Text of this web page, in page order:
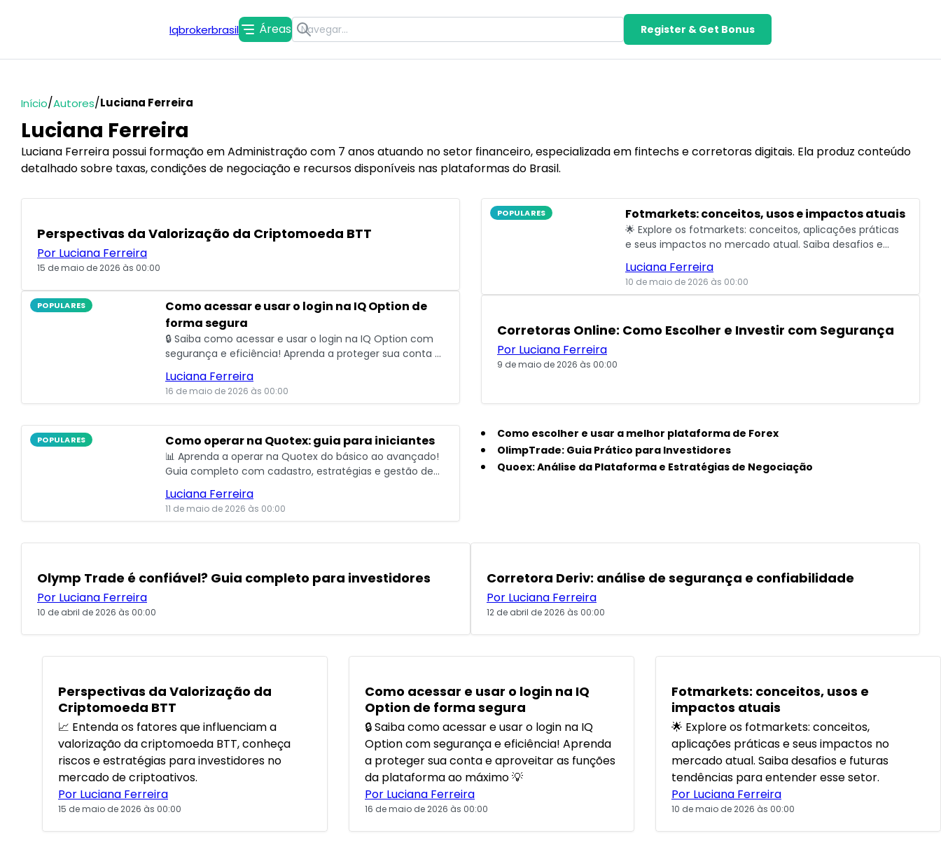
Iqbrokerbrasil Áreas Register & Get Bonus
Início/Autores/Luciana Ferreira
Luciana Ferreira
Luciana Ferreira possui formação em Administração com 7 anos atuando no setor financeiro, especializada em fintechs e corretoras digitais. Ela produz conteúdo
detalhado sobre taxas, condições de negociação e recursos disponíveis nas plataformas do Brasil.
POPULARES
Perspectivas da Valorização da Criptomoeda BTT
Por Luciana Ferreira
15 de maio de 2026 às 00:00
POPULARES
Como acessar e usar o login na IQ Option de
forma segura
🔒 Saiba como acessar e usar o login na IQ Option com
segurança e eficiência! Aprenda a proteger sua conta e
aproveitar as funções da plataforma ao máximo 💡
Luciana Ferreira
16 de maio de 2026 às 00:00
POPULARES Fotmarkets: conceitos, usos e impactos atuais
🌟 Explore os fotmarkets: conceitos, aplicações práticas
e seus impactos no mercado atual. Saiba desafios e
futuras tendências para entender esse setor.
Luciana Ferreira
10 de maio de 2026 às 00:00
Corretoras Online: Como Escolher e Investir com Segurança
Por Luciana Ferreira
9 de maio de 2026 às 00:00
POPULARES Como operar na Quotex: guia para iniciantes
📊 Aprenda a operar na Quotex do básico ao avançado!
Guia completo com cadastro, estratégias e gestão de
riscos para começar com segurança. 🚀
Luciana Ferreira
11 de maio de 2026 às 00:00
POPULARES
Olymp Trade é confiável? Guia completo para investidores
Por Luciana Ferreira
10 de abril de 2026 às 00:00
POPULARES
Corretora Deriv: análise de segurança e confiabilidade
Por Luciana Ferreira
12 de abril de 2026 às 00:00
Como escolher e usar a melhor plataforma de Forex
OlimpTrade: Guia Prático para Investidores
Quoex: Análise da Plataforma e Estratégias de Negociação
POPULARES
Perspectivas da Valorização da
Criptomoeda BTT
📈 Entenda os fatores que influenciam a
valorização da criptomoeda BTT, conheça
riscos e estratégias para investidores no
mercado de criptoativos.
Por Luciana Ferreira
15 de maio de 2026 às 00:00
Como acessar e usar o login na IQ
Option de forma segura
🔒 Saiba como acessar e usar o login na IQ
Option com segurança e eficiência! Aprenda
a proteger sua conta e aproveitar as funções
da plataforma ao máximo 💡
Por Luciana Ferreira
16 de maio de 2026 às 00:00
POPULARES
Fotmarkets: conceitos, usos e
impactos atuais
🌟 Explore os fotmarkets: conceitos,
aplicações práticas e seus impactos no
mercado atual. Saiba desafios e futuras
tendências para entender esse setor.
Por Luciana Ferreira
10 de maio de 2026 às 00:00